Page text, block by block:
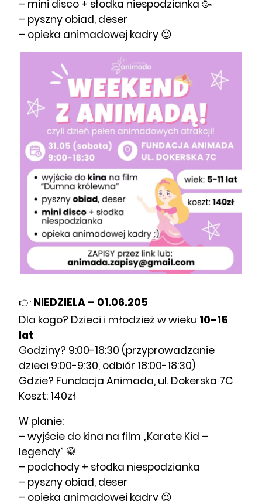
– mini disco + słodka niespodzianka 🥳
– pyszny obiad, deser
– opieka animadowej kadry 😉
👉 NIEDZIELA – 01.06.205
Dla kogo? Dzieci i młodzież w wieku 10-15
lat
Godziny? 9:00-18:30 (przyprowadzanie
dzieci 9:00-9:30, odbiór 18:00-18:30)
Gdzie? Fundacja Animada, ul. Dokerska 7C
Koszt: 140zł
W planie:
– wyjście do kina na film „Karate Kid –
legendy” 🥋
– podchody + słodka niespodzianka
– pyszny obiad, deser
– opieka animadowej kadry 😉